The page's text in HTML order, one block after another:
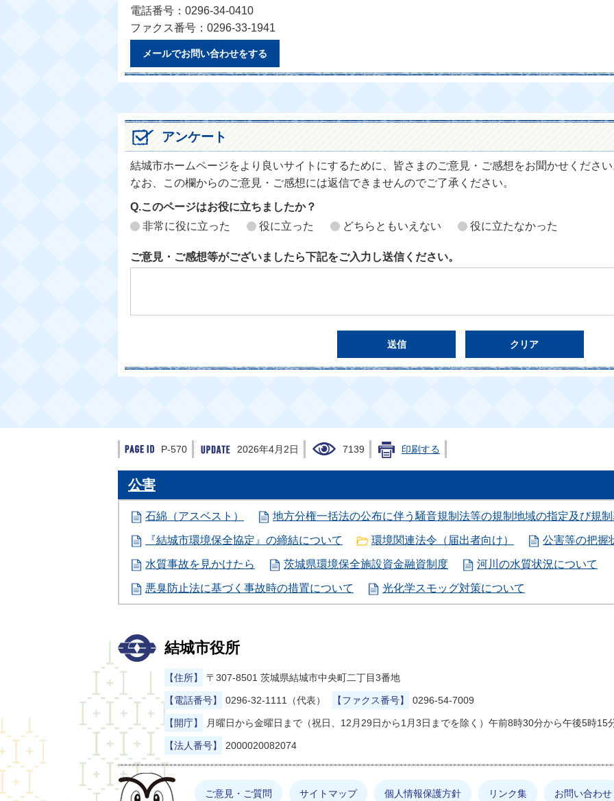
まゆげった
電話番号：0296-34-0410
ファクス番号：0296-33-1941
メールでお問い合わせをする
アンケート
結城市ホームページをより良いサイトにするために、皆さまのご意見・ご感想をお聞かせくださ
なお、この欄からのご意見・ご感想には返信できませんのでご了承ください。
Q.このページはお役に立ちましたか？
非常に役に立った
役に立った どちらともいえない 役に立たなかった
ご意見・ご感想等がございましたら下記をご入力し送信ください。
P-570 2026年4月2日 7139 印刷する
公害
石綿（アスベスト） 地方分権一括法の公布に伴う騒音規制法等の規制地域の指定及び規
『結城市環境保全協定』の締結について 環境関連法令（届出者向け） 公害等の把握
水質事故を見かけたら 茨城県環境保全施設資金融資制度 河川の水質状況について
悪臭防止法に基づく事故時の措置について 光化学スモッグ対策について
結城市役所
【住所】 〒307-8501 茨城県結城市中央町二丁目3番地
【電話番号】 0296-32-1111（代表） 【ファクス番号】 0296-54-7009
【開庁】 月曜日から金曜日まで（祝日、12月29日から1月3日までを除く）午前8時30分から午後5時15
【法人番号】 2000020082074
ご意見・ご質問 サイトマップ 個人情報保護方針 リンク集 お問い合わせ